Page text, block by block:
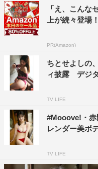
「え、こんな
上が続々登場
PR(Amazon)
ちとせよしの
ィ披露 デジ
TV LIFE
#Mooove!・赤
レンダー美ボ
TV LIFE